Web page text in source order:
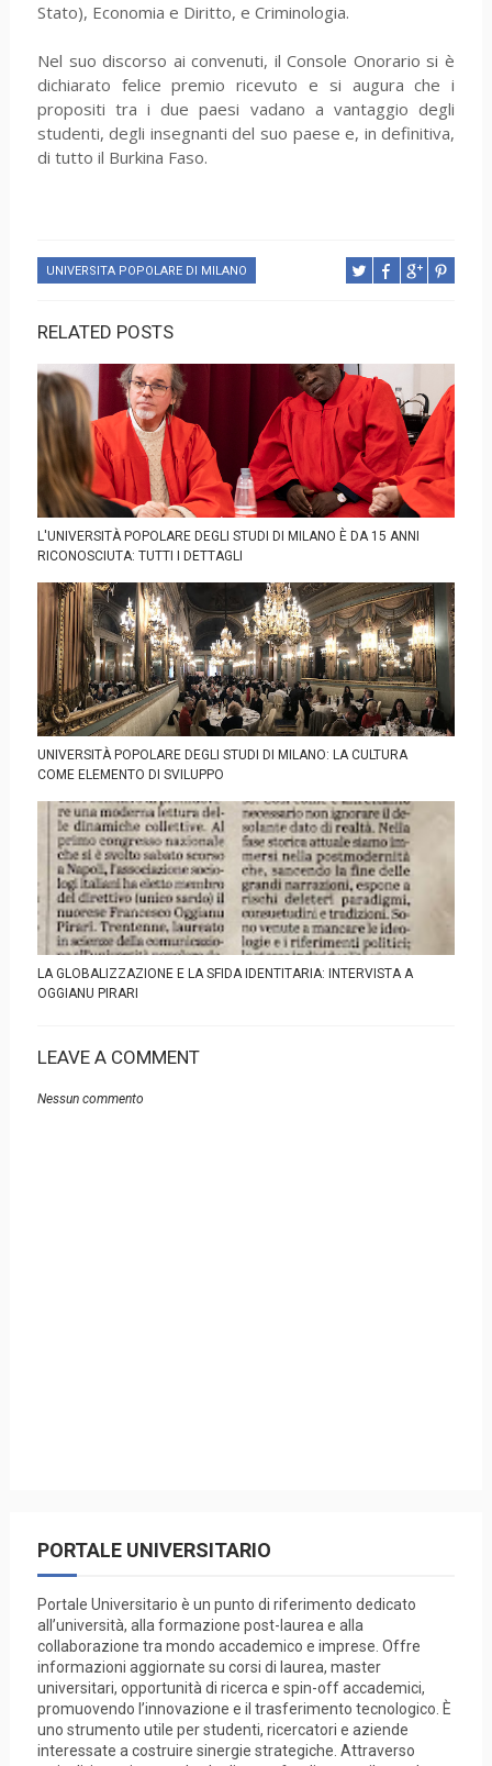
Stato), Economia e Diritto, e Criminologia.
Nel suo discorso ai convenuti, il Console Onorario si è
dichiarato felice premio ricevuto e si augura che i
propositi tra i due paesi vadano a vantaggio degli
studenti, degli insegnanti del suo paese e, in definitiva,
di tutto il Burkina Faso.
UNIVERSITA POPOLARE DI MILANO
RELATED POSTS
L'UNIVERSITÀ POPOLARE DEGLI STUDI DI MILANO È DA 15 ANNI
RICONOSCIUTA: TUTTI I DETTAGLI
UNIVERSITÀ POPOLARE DEGLI STUDI DI MILANO: LA CULTURA
COME ELEMENTO DI SVILUPPO
LA GLOBALIZZAZIONE E LA SFIDA IDENTITARIA: INTERVISTA A
OGGIANU PIRARI
LEAVE A COMMENT
Nessun commento
PORTALE UNIVERSITARIO
Portale Universitario è un punto di riferimento dedicato
all’università, alla formazione post-laurea e alla
collaborazione tra mondo accademico e imprese. Offre
informazioni aggiornate su corsi di laurea, master
universitari, opportunità di ricerca e spin-off accademici,
promuovendo l’innovazione e il trasferimento tecnologico. È
uno strumento utile per studenti, ricercatori e aziende
interessate a costruire sinergie strategiche. Attraverso